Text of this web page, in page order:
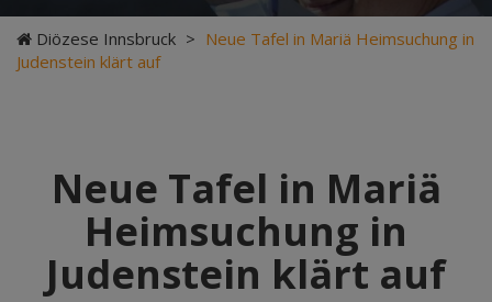
Diözese Innsbruck > Neue Tafel in Mariä Heimsuchung in
Judenstein klärt auf
Neue Tafel in Mariä
Heimsuchung in
Judenstein klärt auf